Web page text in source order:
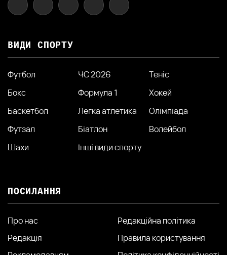
ВИДИ СПОРТУ
Футбол ЧС 2026
Теніс
Бокс
Формула 1
Хокей
Баскетбол
Легка атлетика
Олімпіада
Футзал
Біатлон
Волейбол
Шахи
Інші види спорту
ПОСИЛАННЯ
Про нас
Редакція
Редакційна політика
Правила користування